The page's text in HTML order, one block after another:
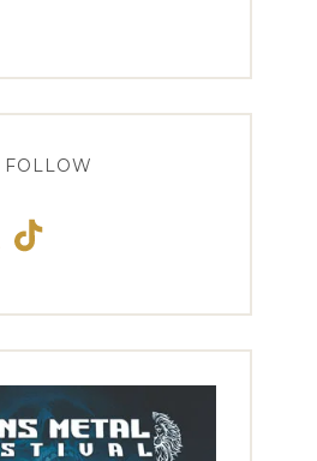
FOLLOW
TikTok